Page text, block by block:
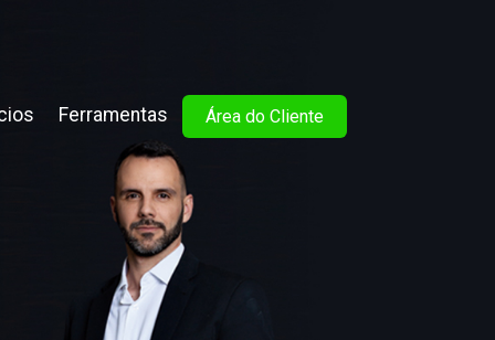
Ferramentas Área do Cliente